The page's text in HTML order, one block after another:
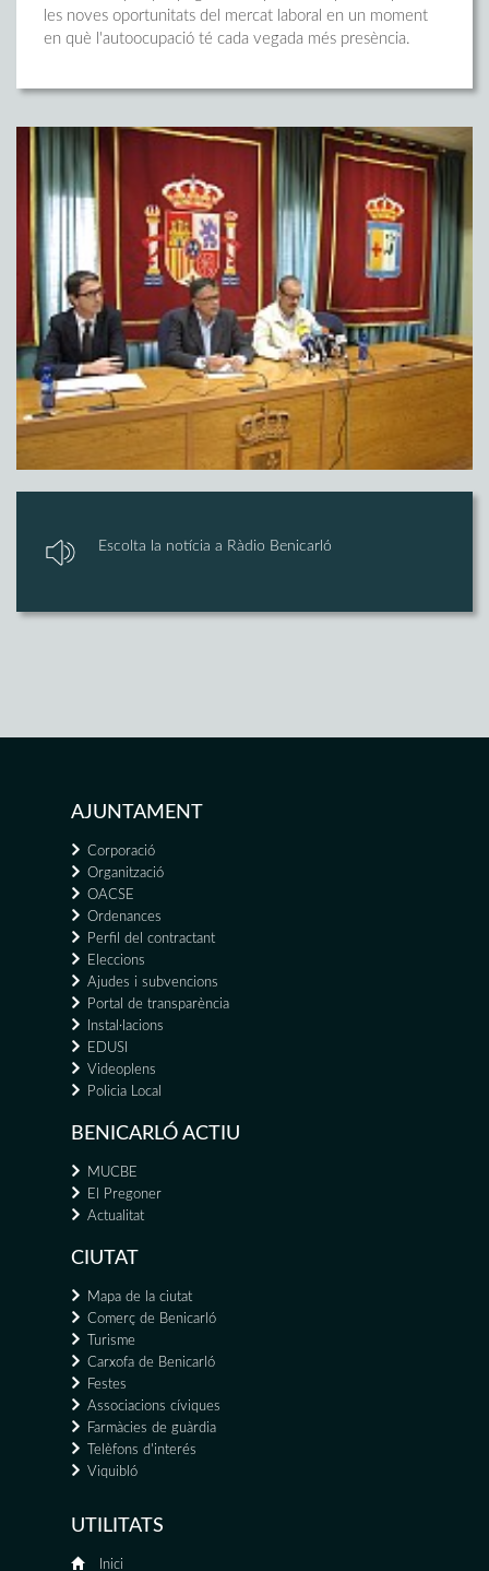
les noves oportunitats del mercat laboral en un moment
en què l'autoocupació té cada vegada més presència.
Escolta la notícia a Ràdio Benicarló
AJUNTAMENT
Corporació
Organització
OACSE
Ordenances
Perfil del contractant
Eleccions
Ajudes i subvencions
Portal de transparència
Instal·lacions
EDUSI
Videoplens
Policia Local
BENICARLÓ ACTIU
MUCBE
El Pregoner
Actualitat
CIUTAT
Mapa de la ciutat
Comerç de Benicarló
Turisme
Carxofa de Benicarló
Festes
Associacions cíviques
Farmàcies de guàrdia
Telèfons d'interés
Viquibló
UTILITATS
Inici